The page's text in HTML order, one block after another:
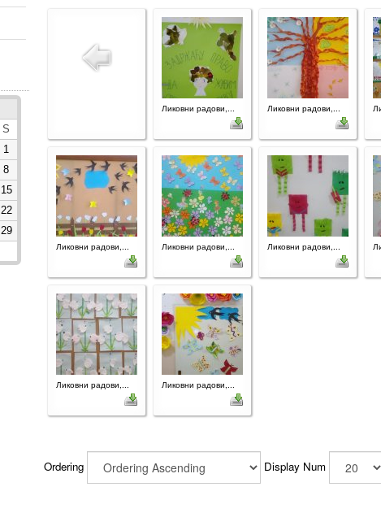
S
1
8
15
22
29
Ликовни радови,... Ликовни радови,...
Ликовни радови,... Ликовни радови,... Ликовни радови,...
Ликовни радови,... Ликовни радови,...
Ordering Display Num